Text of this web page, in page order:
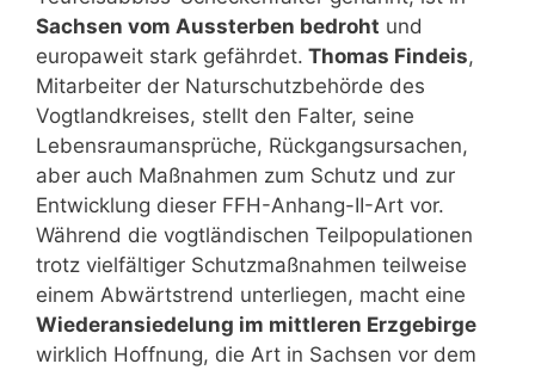
Sachsen vom Aussterben bedroht und
europaweit stark gefährdet. Thomas Findeis,
Mitarbeiter der Naturschutzbehörde des
Vogtlandkreises, stellt den Falter, seine
Lebensraumansprüche, Rückgangsursachen,
aber auch Maßnahmen zum Schutz und zur
Entwicklung dieser FFH-Anhang-II-Art vor.
Während die vogtländischen Teilpopulationen
trotz vielfältiger Schutzmaßnahmen teilweise
einem Abwärtstrend unterliegen, macht eine
Wiederansiedelung im mittleren Erzgebirge
wirklich Hoffnung, die Art in Sachsen vor dem